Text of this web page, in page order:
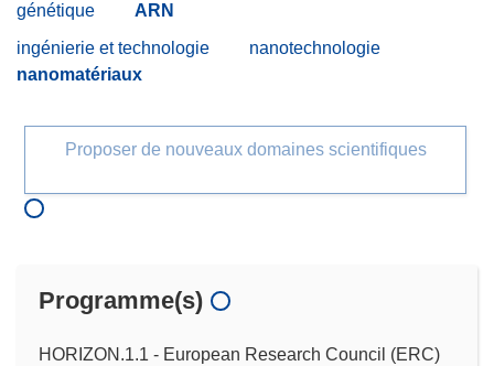
génétique
ARN
ingénierie et technologie
nanotechnologie
nanomatériaux
Proposer de nouveaux domaines scientifiques
Programme(s)
HORIZON.1.1 - European Research Council (ERC)